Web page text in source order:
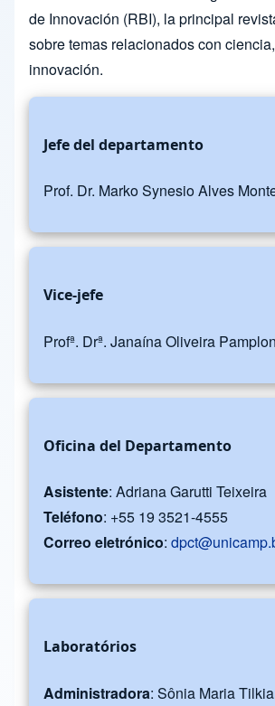
de Innovación (RBI), la principal
sobre temas relacionados con
innovación.
Jefe del departamento
Prof. Dr. Marko Synesio Alves
Vice-jefe
Profª. Drª. Janaína Oliveira
Oficina del Departamento
Asistente: Adriana Garutti Teixeira
Teléfono: +55 19 3521-4555
Correo eletrónico:
Laboratórios
Administradora: Sônia Maria